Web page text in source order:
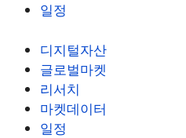
일정
디지털자산
글로벌마켓
리서치
마켓데이터
일정